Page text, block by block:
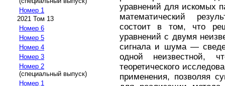
Номер 1
2021 Том 13
Номер 6
Номер 5
Номер 4
Номер 3
Номер 2
(специальный выпуск)
Номер 1
уравнений для искомых
математический
состоит в том, что
уравнений с двумя
сигнала и шума —
одной неизвестной,
теоретического
применения, позволяя